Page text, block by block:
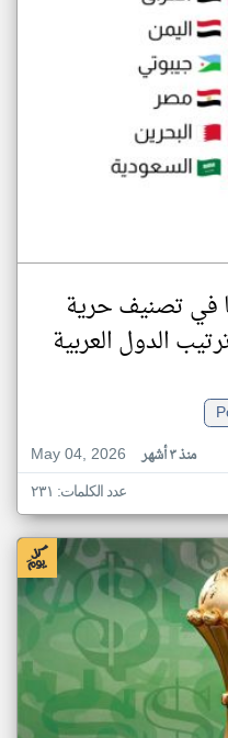
في تصنيف حرية
الدول العربية
May 04, 2026
منذ ٣ أشهر
عدد الكلمات: ٢٣١